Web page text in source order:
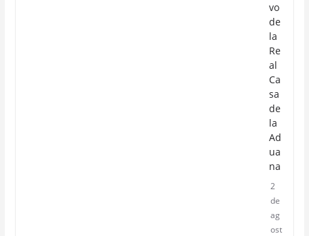
vo
de
la
Re
al
Ca
sa
de
la
Ad
ua
na
2
de
ag
ost